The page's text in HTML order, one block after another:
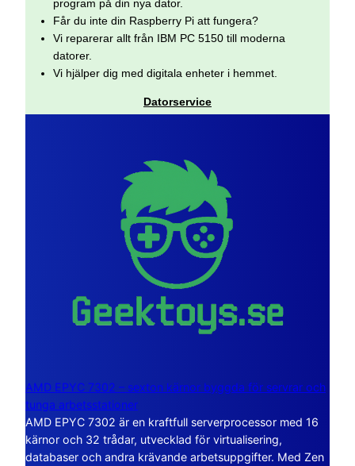
program på din nya dator.
Får du inte din Raspberry Pi att fungera?
Vi reparerar allt från IBM PC 5150 till moderna
datorer.
Vi hjälper dig med digitala enheter i hemmet.
Datorservice
AMD EPYC 7302 – sexton kärnor byggda för servrar och
tunga arbetsstationer
AMD EPYC 7302 är en kraftfull serverprocessor med 16
kärnor och 32 trådar, utvecklad för virtualisering,
databaser och andra krävande arbetsuppgifter. Med Zen